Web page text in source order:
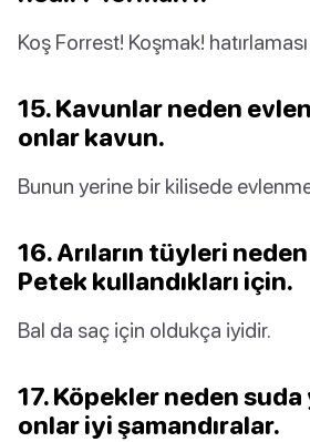
Koş Forrest! Koşmak!
15. Kavunlar neden
onlar kavun.
Bunun yerine bir kilisede
16. Arıların tüyleri
Petek kullandıkları için.
Bal da saç için oldukça iyidir.
17. Köpekler neden
onlar iyi şamandıralar.